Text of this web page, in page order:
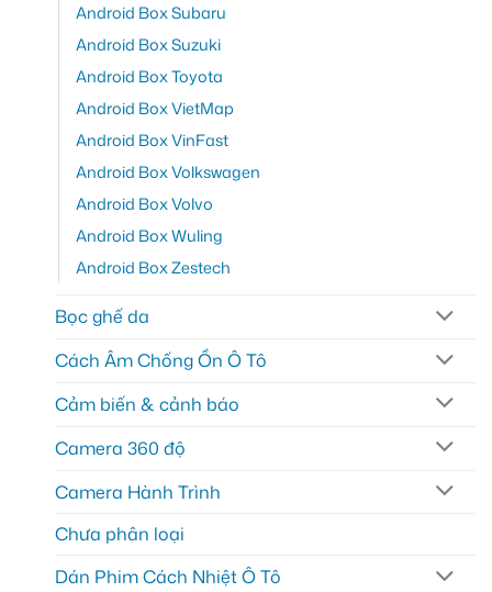
Android Box Subaru
Android Box Suzuki
Android Box Toyota
Android Box VietMap
Android Box VinFast
Android Box Volkswagen
Android Box Volvo
Android Box Wuling
Android Box Zestech
Bọc ghế da
Cách Âm Chống Ồn Ô Tô
Cảm biến & cảnh báo
Camera 360 độ
Camera Hành Trình
Chưa phân loại
Dán Phim Cách Nhiệt Ô Tô